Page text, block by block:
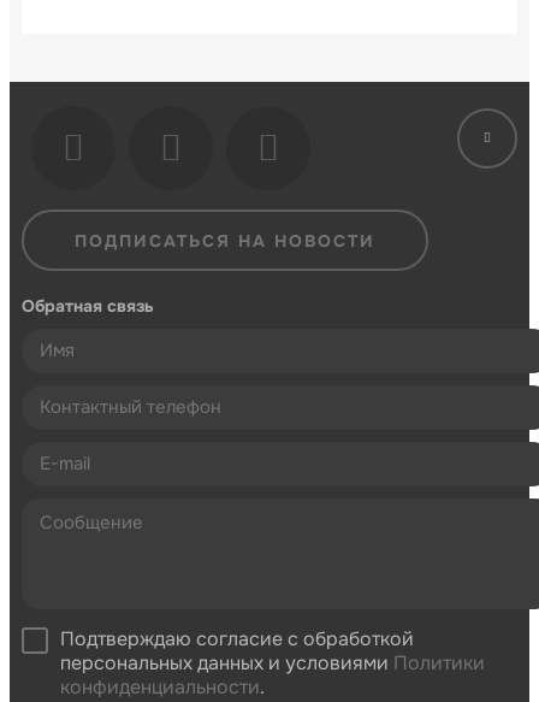
ПОДПИСАТЬСЯ НА НОВОСТИ
Обратная связь
Подтверждаю согласие с обработкой
персональных данных и условиями Политики
конфиденциальности.